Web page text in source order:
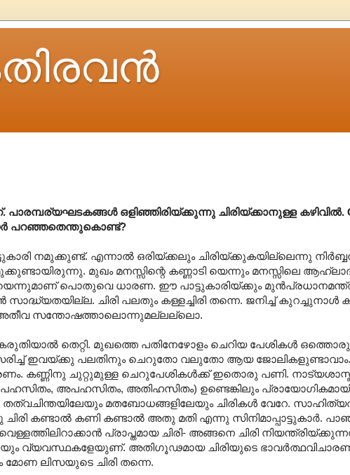
ഒളിഞ്ഞിരിയ്ക്കുന്നു ചിരിയ്ക്കാനുള്ള കഴിവിൽ.
പറഞ്ഞതെന്തുകൊണ്ട്?
നമുക്കുണ്ട്. എന്നാൽ ഒരിയ്ക്കലും ചിരിയ്ക്കുകയില്ലെന്നു
മുഖം മനസ്സിന്റെ കണ്ണാടി യെന്നും മനസ്സിലെ
പൊതുവെ ധാരണ. ഈ പാട്ടുകാരിയ്ക്കും
ചിരി പലതും കള്ളച്ചിരി തന്നെ. ജനിച്ച്
അതീവ സന്തോഷത്താലൊന്നുമല്ലല്ലൊ.
തെറ്റി. മുഖത്തെ പതിനേഴോളം ചെറിയ പേശികൾ
ഇവയ്ക്കു പലതിനും ചെറുതോ വലുതോ ആയ
കണ്ണിനു ചുറ്റുമുള്ള ചെറുപേശികൾക്ക് ഇതൊരു പണി.
അപഹസിതം, അതിഹസിതം) ഉണ്ടെങ്കിലും
മതബോധങ്ങളിലേയും ചിരികൾ വേറേ.
കണ്ടാ‍ൽ കണി കണ്ടാ‍ൽ അതു മതി എന്നു സിനിമാപ്പാട്ടുകാർ.
പ്രാപ്തമായ ചിരി- അങ്ങനെ ചിരി
വ്യവസ്ഥകളേയുണ്. അതിഗൂഢമായ ചിരിയുടെ
ലിസയുടെ ചിരി തന്നെ.